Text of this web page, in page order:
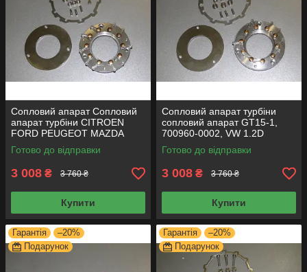
Сопловий апарат Сопловий
апарат турбіни CITROEN
FORD PEUGEOT MAZDA
VOLVO 1.6D геометрію
турбіни
Готово до відправки
3 008 ₴ 3 760 ₴
Купити
Сопловий апарат турбіни
сопловий апарат GT15-1,
700960-0002, VW 1.2D
геометрію турбіни
Готово до відправки
3 008 ₴ 3 760 ₴
Купити
Гарантія
–20%
Подарунок
Гарантія
–20%
Подарунок